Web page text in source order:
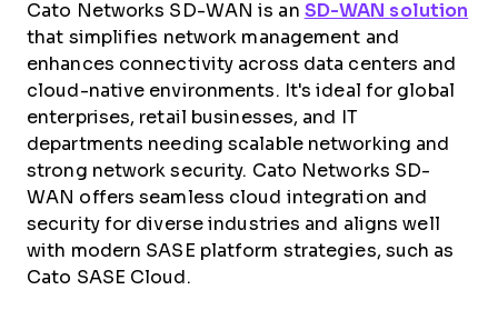
Cato Networks SD-WAN is an SD-WAN solution
that simplifies network management and
enhances connectivity across data centers and
cloud-native environments. It's ideal for global
enterprises, retail businesses, and IT
departments needing scalable networking and
strong network security. Cato Networks SD-
WAN offers seamless cloud integration and
security for diverse industries and aligns well
with modern SASE platform strategies, such as
Cato SASE Cloud.